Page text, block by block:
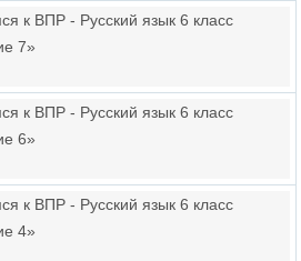
к ВПР - Русский язык 6 класс
7»
к ВПР - Русский язык 6 класс
6»
к ВПР - Русский язык 6 класс
4»